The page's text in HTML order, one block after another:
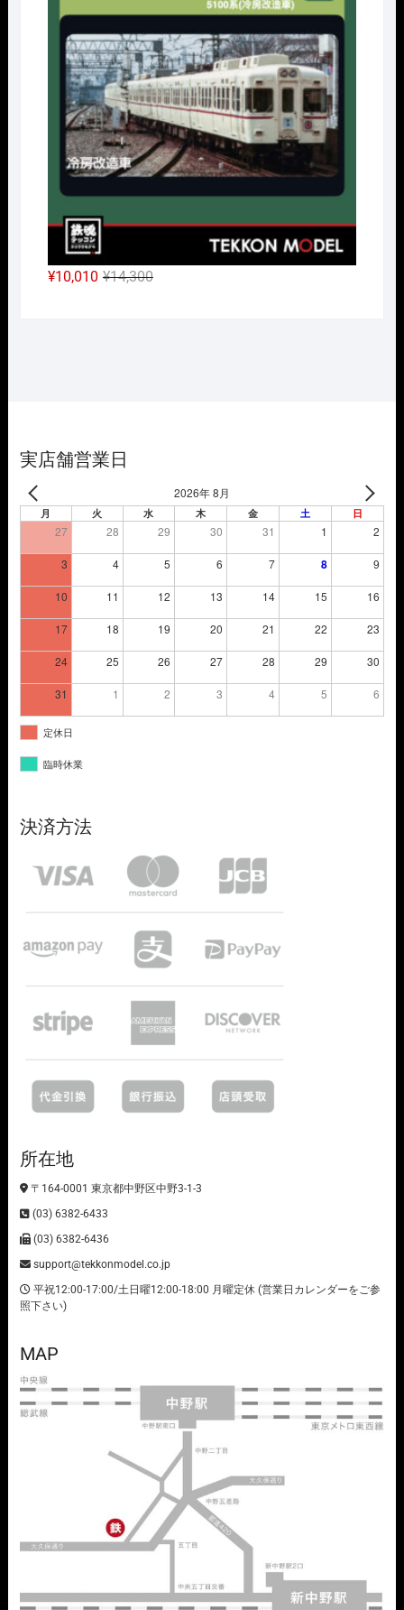
¥3,190
で
し
た。
は
¥2,233
で
す。
¥14,300元
¥10,010
現
実店舗営業日
2026年 8月
月 火 水 木 金 土 日
27 28 29 30 31 1 2
3 4 5 6 7 8 9
10 11 12 13 14 15 16
17 18 19 20 21 22 23
24 25 26 27 28 29 30
31 1 2 3 4 5 6
定休日
臨時休業
決済方法
所在地
〒164-0001 東京都中野区中野3-1-3
(03) 6382-6433
(03) 6382-6436
support@tekkonmodel.co.jp
平祝12:00-17:00/土日曜12:00-18:00 月曜定休 (営業日カレンダーをご参
照下さい)
MAP